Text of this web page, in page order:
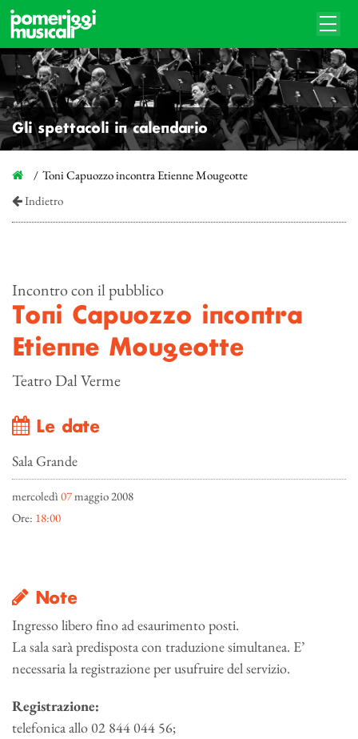
Gli spettacoli in calendario
Toni Capuozzo incontra Etienne Mougeotte
Indietro
Incontro con il pubblico
Toni Capuozzo incontra
Etienne Mougeotte
Teatro Dal Verme
Le date
Sala Grande
mercoledì 07maggio 2008
Ore: 18:00
Note
Ingresso libero fino ad esaurimento posti.
La sala sarà predisposta con traduzione simultanea. E’
necessaria la registrazione per usufruire del servizio.
Registrazione:
telefonica allo 02 844 044 56;